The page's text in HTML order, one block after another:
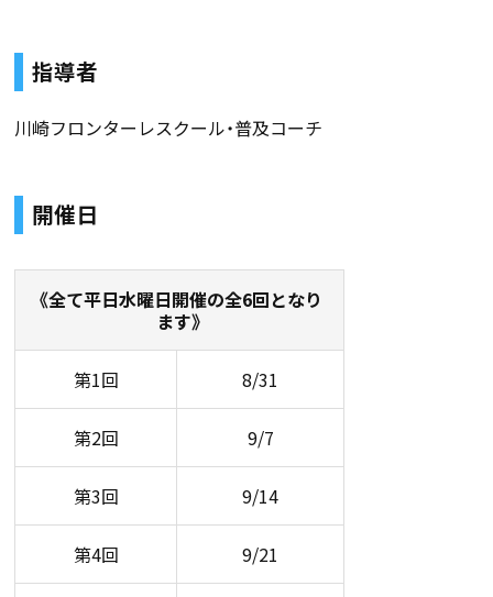
指導者
川崎フロンターレスクール・普及コーチ
開催日
《全て平日水曜日開催の全6回となり
ます》
第1回 8/31
第2回 9/7
第3回 9/14
第4回 9/21